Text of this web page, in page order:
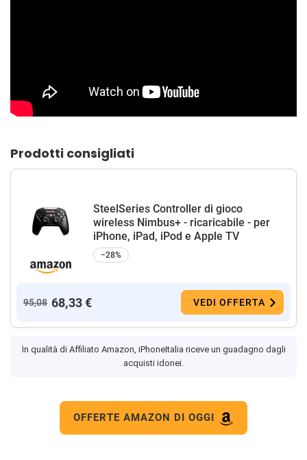
Prodotti consigliati
SteelSeries Controller di gioco
wireless Nimbus+ - ricaricabile - per
iPhone, iPad, iPod e Apple TV
−28%
95,08 68,33 € VEDI OFFERTA
In qualità di Affiliato Amazon, iPhoneItalia riceve un guadagno dagli
acquisti idonei.
OFFERTE AMAZON DI OGGI